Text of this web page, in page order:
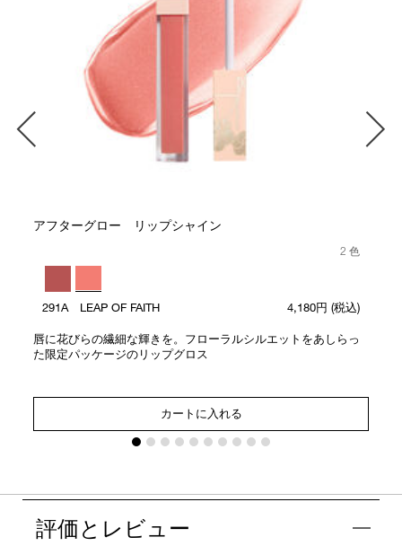
アフターグロー リップシャイン
2 色
291A LEAP OF FAITH 4,180円 (税込)
唇に花びらの繊細な輝きを。フローラルシルエットをあしらっ
た限定パッケージのリップグロス
カートに入れる
評価とレビュー